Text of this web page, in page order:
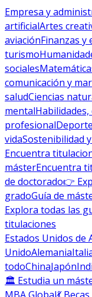
Empresa y
artificialArtes
aviaciónFinanzas y
turismo
sociales
comunicación y
saludCiencias
mental
profesional
vidaSostenibilidad
Encuentra
másterEncuentra
de doctorado👉
gradoGuía de
Explora todas las
titulaciones
Estados Unidos de
UnidoAlemania
todoChinaJapón
🏛 Estudia un